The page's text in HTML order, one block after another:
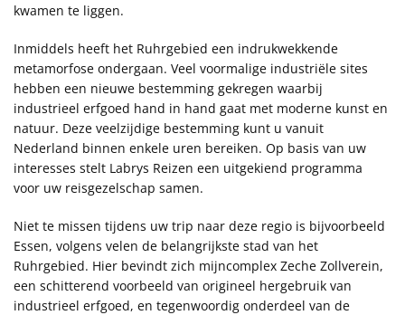
kwamen te liggen.
Inmiddels heeft het Ruhrgebied een indrukwekkende
metamorfose ondergaan. Veel voormalige industriële sites
hebben een nieuwe bestemming gekregen waarbij
industrieel erfgoed hand in hand gaat met moderne kunst en
natuur. Deze veelzijdige bestemming kunt u vanuit
Nederland binnen enkele uren bereiken. Op basis van uw
interesses stelt Labrys Reizen een uitgekiend programma
voor uw reisgezelschap samen.
Niet te missen tijdens uw trip naar deze regio is bijvoorbeeld
Essen, volgens velen de belangrijkste stad van het
Ruhrgebied. Hier bevindt zich mijncomplex Zeche Zollverein,
een schitterend voorbeeld van origineel hergebruik van
industrieel erfgoed, en tegenwoordig onderdeel van de